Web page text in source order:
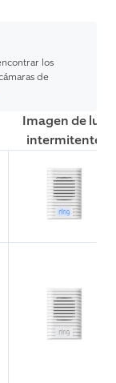
los
de
Imagen de luz
intermitente